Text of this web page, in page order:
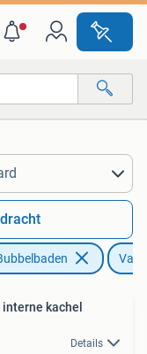
Vast
kachel
Details